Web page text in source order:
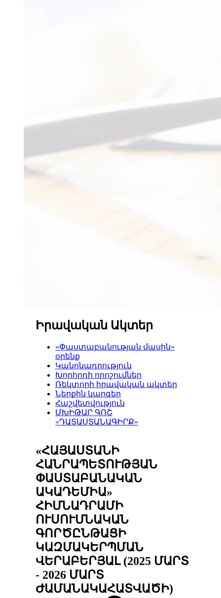
Իրավական Ակտեր
«Փաստաբանության մասին»
օրենք
Կանոնադրություն
Խորհրդի որոշումներ
Ռեկտորի իրավական ակտեր
Ներքին կարգեր
Հաշվետվություն
ՄԽԻԹԱՐ ԳՈՇ
«ԴԱՏԱՍՏԱՆԱԳԻՐՔ»
«ՀԱՅԱՍՏԱՆԻ
ՀԱՆՐԱՊԵՏՈՒԹՅԱՆ
ՓԱՍՏԱԲԱՆԱԿԱՆ
ԱԿԱԴԵՄԻԱ»
ՀԻՄՆԱԴՐԱՄԻ
ՈՒՍՈՒՄՆԱԿԱՆ
ԳՈՐԾԸՆԹԱՑԻ
ԿԱԶՄԱԿԵՐՊՄԱՆ
ՎԵՐԱԲԵՐՅԱԼ (2025 ՄԱՐՏ
- 2026 ՄԱՐՏ
ԺԱՄԱՆԱԿԱՀԱՏՎԱԾԻ)